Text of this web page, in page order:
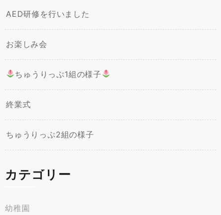
AED研修を行いました
お楽しみ会
ちゅうりっぷ1組の様子
終業式
ちゅうりっぷ2組の様子
カテゴリー
幼稚園